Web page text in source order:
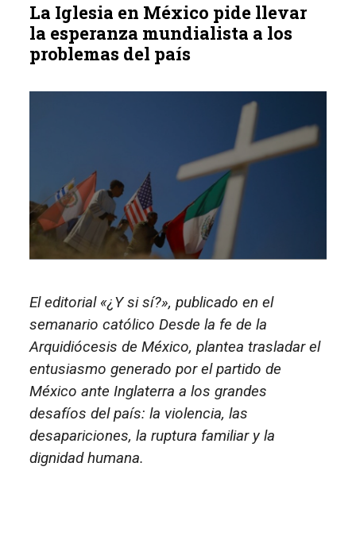
La Iglesia en México pide llevar
la esperanza mundialista a los
problemas del país
El editorial «¿Y si sí?», publicado en el
semanario católico Desde la fe de la
Arquidiócesis de México, plantea trasladar el
entusiasmo generado por el partido de
México ante Inglaterra a los grandes
desafíos del país: la violencia, las
desapariciones, la ruptura familiar y la
dignidad humana.